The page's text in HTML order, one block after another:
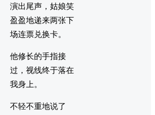
演出尾声，姑娘笑
盈盈地递来两张下
场连票兑换卡。
他修长的手指接
过，视线终于落在
我身上。
不轻不重地说了